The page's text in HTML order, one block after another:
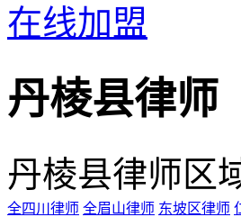
在线加盟
丹棱县律师
丹棱县律师区
全四川律师 全眉山律师 东坡区律师